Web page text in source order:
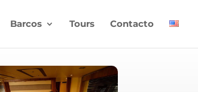
Barcos Tours Contacto